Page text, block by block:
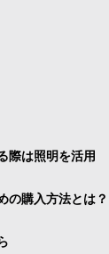
際は照明を活用
の購入方法とは？